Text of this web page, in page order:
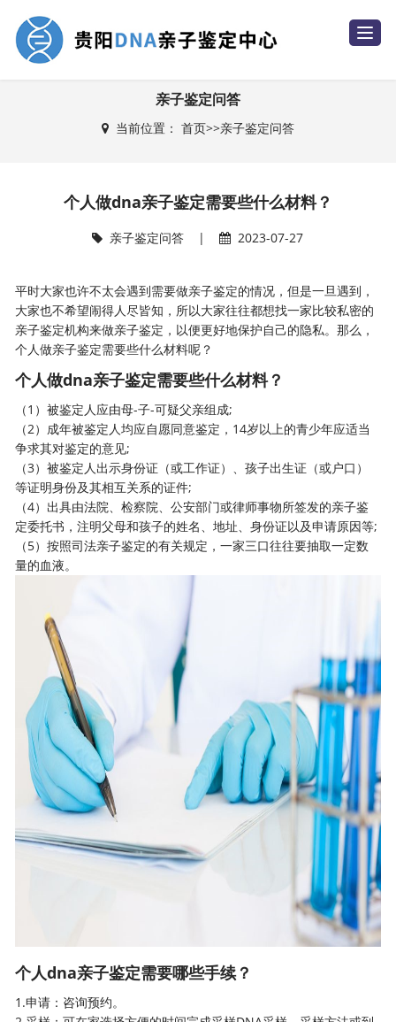
T
o
亲子鉴定问答
当前位置： 首页>>亲子鉴定问答
个人做dna亲子鉴定需要些什么材料？
亲子鉴定问答 | 2023-07-27
平时大家也许不太会遇到需要做亲子鉴定的情况，但是一旦遇到，
大家也不希望闹得人尽皆知，所以大家往往都想找一家比较私密的
亲子鉴定机构来做亲子鉴定，以便更好地保护自己的隐私。那么，
个人做亲子鉴定需要些什么材料呢？
个人做dna亲子鉴定需要些什么材料？
（1）被鉴定人应由母-子-可疑父亲组成;
（2）成年被鉴定人均应自愿同意鉴定，14岁以上的青少年应适当
争求其对鉴定的意见;
（3）被鉴定人出示身份证（或工作证）、孩子出生证（或户口）
等证明身份及其相互关系的证件;
（4）出具由法院、检察院、公安部门或律师事物所签发的亲子鉴
定委托书，注明父母和孩子的姓名、地址、身份证以及申请原因等;
（5）按照司法亲子鉴定的有关规定 ，一家三口往往要抽取一定数
量的血液。
个人dna亲子鉴定需要哪些手续？
1.申请：咨询预约。